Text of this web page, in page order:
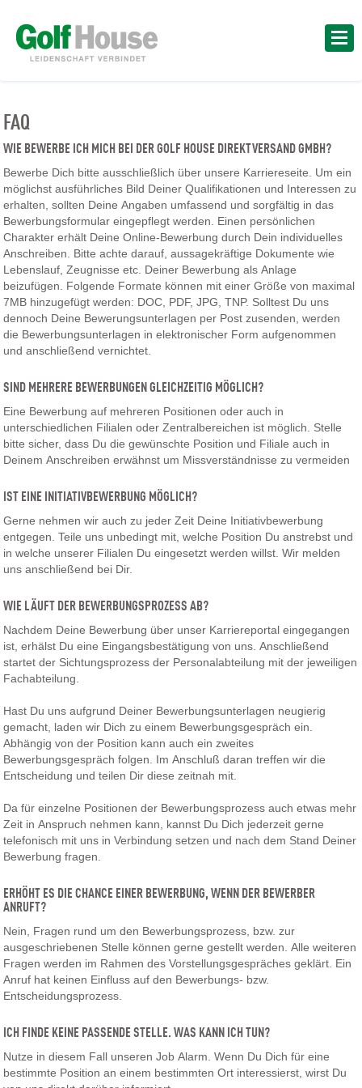
FAQ
WIE BEWERBE ICH MICH BEI DER GOLF HOUSE DIREKTVERSAND GMBH?
Bewerbe Dich bitte ausschließlich über unsere Karriereseite. Um ein
möglichst ausführliches Bild Deiner Qualifikationen und Interessen zu
erhalten, sollten Deine Angaben umfassend und sorgfältig in das
Bewerbungsformular eingepflegt werden. Einen persönlichen
Charakter erhält Deine Online-Bewerbung durch Dein individuelles
Anschreiben. Bitte achte darauf, aussagekräftige Dokumente wie
Lebenslauf, Zeugnisse etc. Deiner Bewerbung als Anlage
beizufügen. Folgende Formate können mit einer Größe von maximal
7MB hinzugefügt werden: DOC, PDF, JPG, TNP. Solltest Du uns
dennoch Deine Bewerungsunterlagen per Post zusenden, werden
die Bewerbungsunterlagen in elektronischer Form aufgenommen
und anschließend vernichtet.
SIND MEHRERE BEWERBUNGEN GLEICHZEITIG MÖGLICH?
Eine Bewerbung auf mehreren Positionen oder auch in
unterschiedlichen Filialen oder Zentralbereichen ist möglich. Stelle
bitte sicher, dass Du die gewünschte Position und Filiale auch in
Deinem Anschreiben erwähnst um Missverständnisse zu vermeiden
IST EINE INITIATIVBEWERBUNG MÖGLICH?
Gerne nehmen wir auch zu jeder Zeit Deine Initiativbewerbung
entgegen. Teile uns unbedingt mit, welche Position Du anstrebst und
in welche unserer Filialen Du eingesetzt werden willst. Wir melden
uns anschließend bei Dir.
WIE LÄUFT DER BEWERBUNGSPROZESS AB?
Nachdem Deine Bewerbung über unser Karriereportal eingegangen
ist, erhälst Du eine Eingangsbestätigung von uns. Anschließend
startet der Sichtungsprozess der Personalabteilung mit der jeweiligen
Fachabteilung.
Hast Du uns aufgrund Deiner Bewerbungsunterlagen neugierig
gemacht, laden wir Dich zu einem Bewerbungsgespräch ein.
Abhängig von der Position kann auch ein zweites
Bewerbungsgespräch folgen. Im Anschluß daran treffen wir die
Entscheidung und teilen Dir diese zeitnah mit.
Da für einzelne Positionen der Bewerbungsprozess auch etwas mehr
Zeit in Anspruch nehmen kann, kannst Du Dich jederzeit gerne
telefonisch mit uns in Verbindung setzen und nach dem Stand Deiner
Bewerbung fragen.
ERHÖHT ES DIE CHANCE EINER BEWERBUNG, WENN DER BEWERBER
ANRUFT?
Nein, Fragen rund um den Bewerbungsprozess, bzw. zur
ausgeschriebenen Stelle können gerne gestellt werden. Alle weiteren
Fragen werden im Rahmen des Vorstellungsgespräches geklärt. Ein
Anruf hat keinen Einfluss auf den Bewerbungs- bzw.
Entscheidungsprozess.
ICH FINDE KEINE PASSENDE STELLE. WAS KANN ICH TUN?
Nutze in diesem Fall unseren Job Alarm. Wenn Du Dich für eine
bestimmte Position an einem bestimmten Ort interessierst, wirst Du